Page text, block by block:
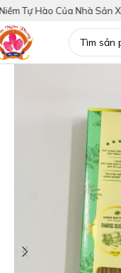
Hào Của Nhà Sản Xuất